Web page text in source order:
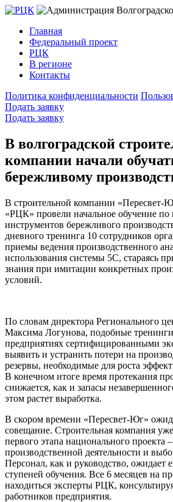
Главная
Федеральный проект
РЦК
В регионе
Контакты
Политика конфиденциальности
Подать заявку
Подать заявку
В волгоградской
компании начали
бережливому
В строительной компании
«РЦК» провели начальное обучение
инструментов бережливого
дневного тренинга 10 сотрудников
приемы ведения производственного
использования системы 5С, стараясь
знания при имитации конкретных
условий.
По словам директора Регионального
Максима Логунова, подобные
предприятиях сертифицированными
выявить и устранить потери на
резервы, необходимые для роста
В конечном итоге время протекания
снижается, как и запасы
этом растет выработка.
В скором времени «Пересвет-Юг»
совещание. Строительная компания
первого этапа национального проекта
производственной деятельности и
Персонал, как и руководство, ожидает
ступеней обучения. Все 6 месяцев на
находиться эксперты РЦК,
работников предприятия.